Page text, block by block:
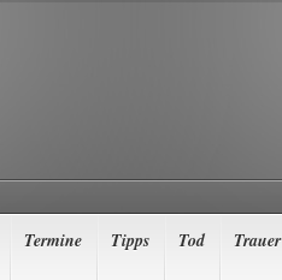
Termine Tipps Tod Trauer